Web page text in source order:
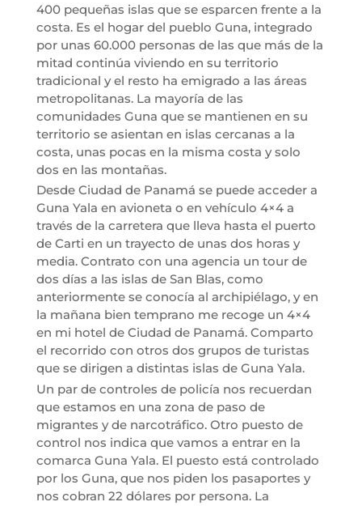
400 pequeñas islas que se esparcen frente a la
costa. Es el hogar del pueblo Guna, integrado
por unas 60.000 personas de las que más de la
mitad continúa viviendo en su territorio
tradicional y el resto ha emigrado a las áreas
metropolitanas. La mayoría de las
comunidades Guna que se mantienen en su
territorio se asientan en islas cercanas a la
costa, unas pocas en la misma costa y solo
dos en las montañas.
Desde Ciudad de Panamá se puede acceder a
Guna Yala en avioneta o en vehículo 4×4 a
través de la carretera que lleva hasta el puerto
de Carti en un trayecto de unas dos horas y
media. Contrato con una agencia un tour de
dos días a las islas de San Blas, como
anteriormente se conocía al archipiélago, y en
la mañana bien temprano me recoge un 4×4
en mi hotel de Ciudad de Panamá. Comparto
el recorrido con otros dos grupos de turistas
que se dirigen a distintas islas de Guna Yala.
Un par de controles de policía nos recuerdan
que estamos en una zona de paso de
migrantes y de narcotráfico. Otro puesto de
control nos indica que vamos a entrar en la
comarca Guna Yala. El puesto está controlado
por los Guna, que nos piden los pasaportes y
nos cobran 22 dólares por persona. La